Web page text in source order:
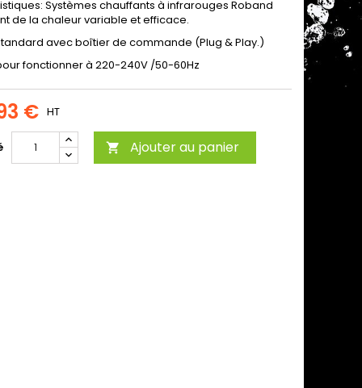
Systèmes chauffants à infrarouges Roband
de la chaleur variable et efficace.
avec boîtier de commande (Plug & Play.)
fonctionner à 220-240V /50-60Hz
€ HT
 Ajouter au panier